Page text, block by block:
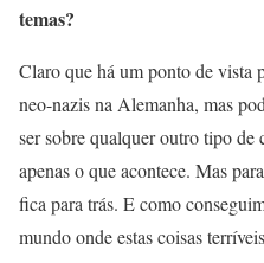
temas?
Claro que há um ponto de vista
neo-nazis na Alemanha, mas
ser sobre qualquer outro tipo de
apenas o que acontece. Mas
fica para trás. E como
mundo onde estas coisas